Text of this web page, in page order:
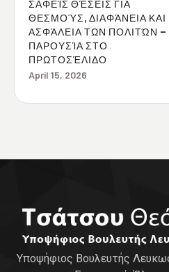
ΣΑΦΕΊΣ ΘΈΣΕΙΣ ΓΙΑ
ΘΕΣΜΟΎΣ, ΔΙΑΦΆΝΕΙΑ ΚΑΙ
ΑΣΦΆΛΕΙΑ ΤΩΝ ΠΟΛΙΤΏΝ –
ΠΑΡΟΥΣΊΑ ΣΤΟ
ΠΡΩΤΟΣΈΛΙΔΟ
April 15, 2026
Υποψήφιος Βουλευτής